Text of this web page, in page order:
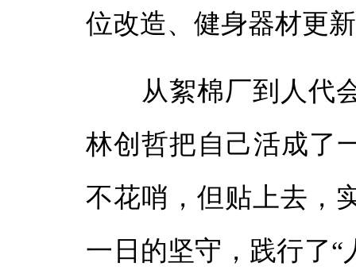
位改造、健身器材更
从絮棉厂到人代会
林创哲把自己活成
不花哨，但贴上去，
一日的坚守，践行了